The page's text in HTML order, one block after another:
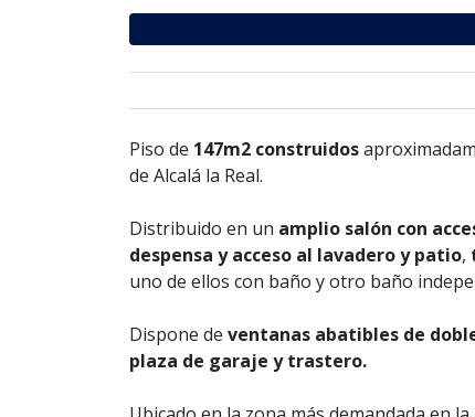
Piso de 147m2 construidos
de Alcalá la Real.
Distribuido en un amplio salón con
despensa y acceso al lavadero y patio,
uno de ellos con baño y otro baño
Dispone de ventanas abatibles de
plaza de garaje y trastero.